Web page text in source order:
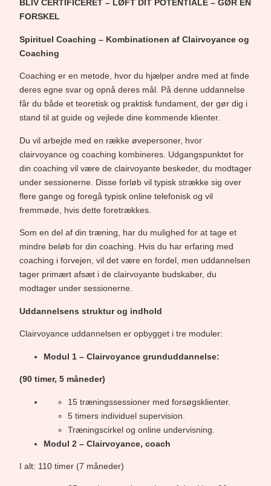
BLIV CERTIFICERET – LØFT DIT POTENTIALE – GØR EN
FORSKEL
Spirituel Coaching – Kombinationen af Clairvoyance og
Coaching
Coaching er en metode, hvor du hjælper andre med at finde
deres egne svar og opnå deres mål. På denne uddannelse
får du både et teoretisk og praktisk fundament, der gør dig i
stand til at guide og vejlede dine kommende klienter.
Du vil arbejde med en række øvepersoner, hvor
clairvoyance og coaching kombineres. Udgangspunktet for
din coaching vil være de clairvoyante beskeder, du modtager
under sessionerne. Disse forløb vil typisk strække sig over
flere gange og foregå typisk online telefonisk og vil
fremmøde, hvis dette foretrækkes.
Som en del af din træning, har du mulighed for at tage et
mindre beløb for din coaching. Hvis du har erfaring med
coaching i forvejen, vil det være en fordel, men uddannelsen
tager primært afsæt i de clairvoyante budskaber, du
modtager under sessionerne.
Uddannelsens struktur og indhold
Clairvoyance uddannelsen er opbygget i tre moduler:
Modul 1 – Clairvoyance grunduddannelse:
(90 timer, 5 måneder)
15 træningssessioner med forsøgsklienter.
5 timers individuel supervision.
Træningscirkel og online undervisning.
Modul 2 – Clairvoyance, coach
I alt: 110 timer (7 måneder)